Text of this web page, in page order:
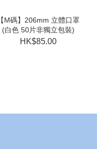
【M碼】206mm 立體口罩
(白色 50片非獨立包裝)
HK$85.00